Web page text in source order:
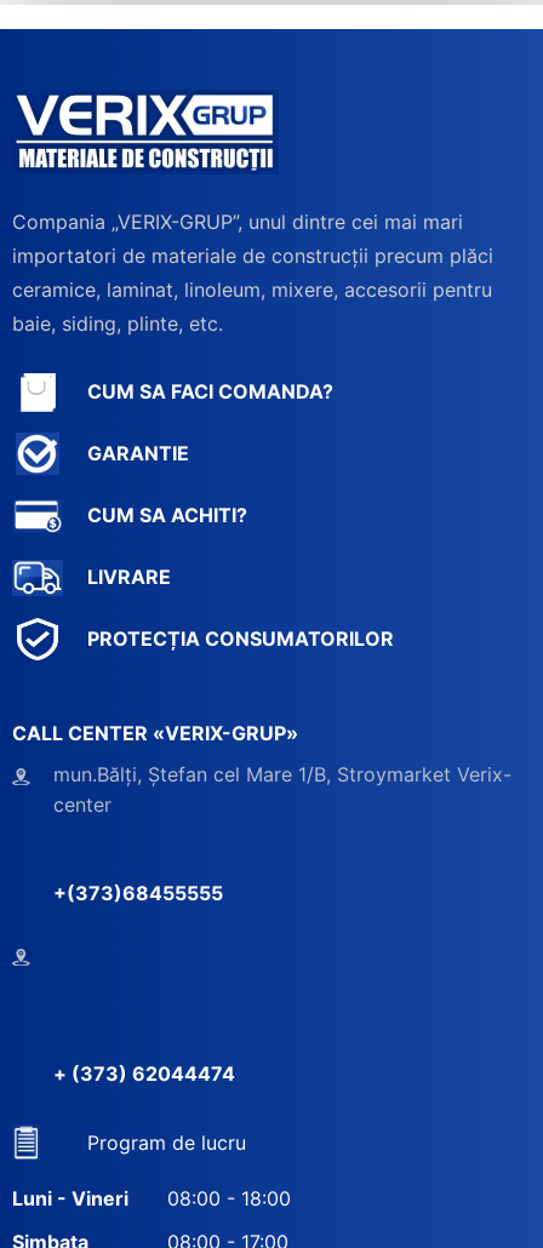
Compania „VERIX-GRUP”, unul dintre cei mai mari
importatori de materiale de construcții precum plăci
ceramice, laminat, linoleum, mixere, accesorii pentru
baie, siding, plinte, etc.
CALL CENTER «VERIX-GRUP»
mun.Bălți, Ștefan cel Mare 1/B, Stroymarket Verix-
center
+(373)68455555
+ (373) 62044474
CUM SA FACI COMANDA?
GARANTIE
CUM SA ACHITI?
LIVRARE
PROTECȚIA CONSUMATORILOR
Program de lucru
Luni - Vineri
08:00 - 18:00
Simbata
08:00 - 17:00